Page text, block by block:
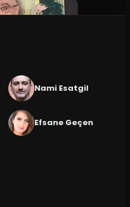
Nami Esatgil
Efsane Geçen